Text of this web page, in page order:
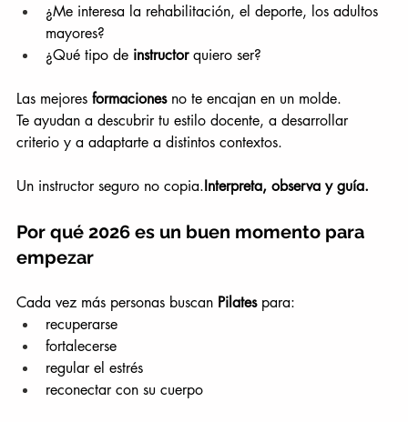
¿Me interesa la rehabilitación, el deporte, los adultos
mayores?
¿Qué tipo de instructor quiero ser?
Las mejores formaciones no te encajan en un molde.
Te ayudan a descubrir tu estilo docente, a desarrollar
criterio y a adaptarte a distintos contextos.
Un instructor seguro no copia.Interpreta, observa y guía.
Por qué 2026 es un buen momento para
empezar
Cada vez más personas buscan Pilates para:
recuperarse
fortalecerse
regular el estrés
reconectar con su cuerpo